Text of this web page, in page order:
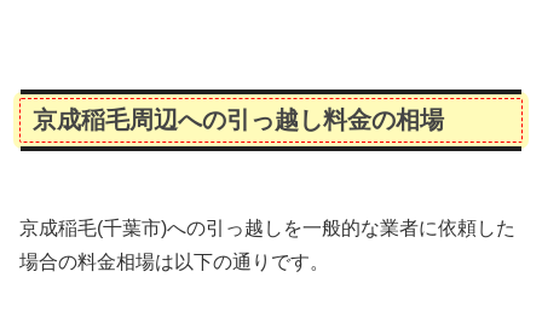
京成稲毛周辺への引っ越し料金の相場
京成稲毛(千葉市)への引っ越しを一般的な業者に依頼した
場合の料金相場は以下の通りです。